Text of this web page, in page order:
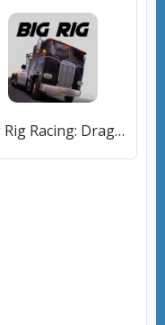
Big Rig Racing: Drag racing (Биг Риг Рейсинг) [МОД Много денег] APK Android